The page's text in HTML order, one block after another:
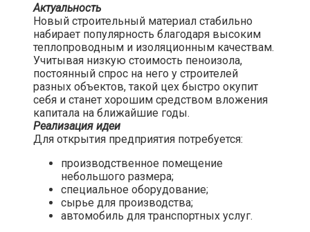
Актуальность
Новый строительный материал стабильно
набирает популярность благодаря высоким
теплопроводным и изоляционным качествам.
Учитывая низкую стоимость пеноизола,
постоянный спрос на него у строителей
разных объектов, такой цех быстро окупит
себя и станет хорошим средством вложения
капитала на ближайшие годы.
Реализация идеи
Для открытия предприятия потребуется:
производственное помещение
небольшого размера;
специальное оборудование;
сырье для производства;
автомобиль для транспортных услуг.